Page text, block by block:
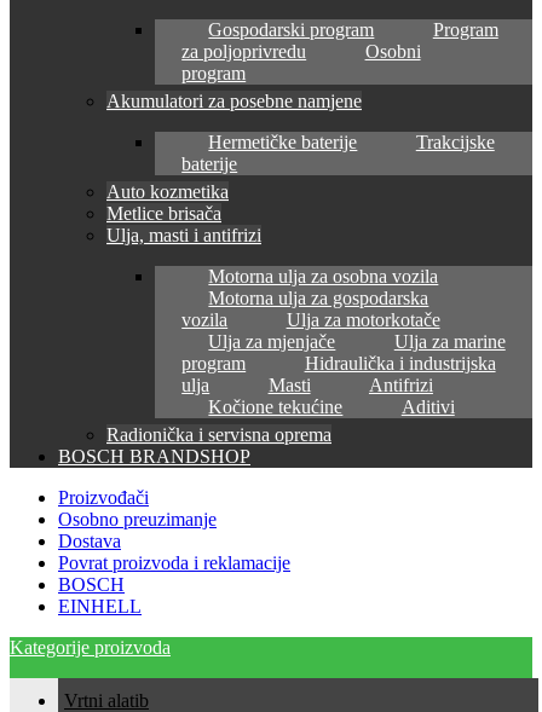
Gospodarski program
Program
za poljoprivredu
Osobni
program
Akumulatori za posebne namjene
Hermetičke baterije
Trakcijske
baterije
Auto kozmetika
Metlice brisača
Ulja, masti i antifrizi
Motorna ulja za osobna vozila
Motorna ulja za gospodarska
vozila
Ulja za motorkotače
Ulja za mjenjače
Ulja za marine
program
Hidraulička i industrijska
ulja
Masti
Antifrizi
Kočione tekućine
Aditivi
Radionička i servisna oprema
BOSCH BRANDSHOP
Proizvođači
Osobno preuzimanje
Dostava
Povrat proizvoda i reklamacije
BOSCH
EINHELL
Kategorije proizvoda
Vrtni alati